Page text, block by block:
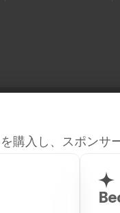
購入し、スポンサ